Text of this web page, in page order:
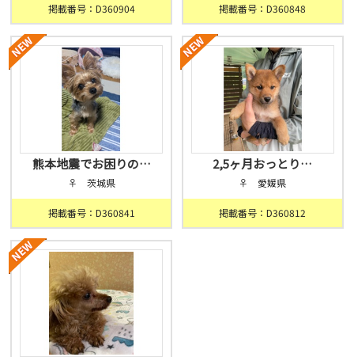
掲載番号：D360904 掲載番号：D360848
熊本地震でお困りの…
♀ 茨城県
掲載番号：D360841
2,5ヶ月おっとり…
♀ 愛媛県
掲載番号：D360812